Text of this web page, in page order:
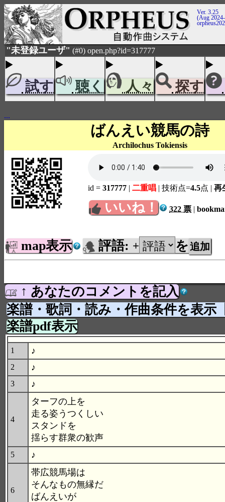
Ver. 3.25
(Aug
"未登録ユーザ" (#0) open.php?id=317777
試す 聴く 人々 探す
...
ばんえい競馬の詩
Archilochus Tokiensis
id = 317777 | 二重唱 | 技術点=4.5点 | 再
いいね！ 322 票 |
map表示 評語: + を
↑ あなたのコメントを記入
楽譜・歌詞・読み・作曲条件を表示
楽譜pdf表示
1 ♪
2 ♪
3 ♪
4
ターフの上を
走る姿うつくしい
スタンドを
揺らす群衆の歓声
5 ♪
6
帯広競馬場は
そんなもの無縁だ
ばんえいが